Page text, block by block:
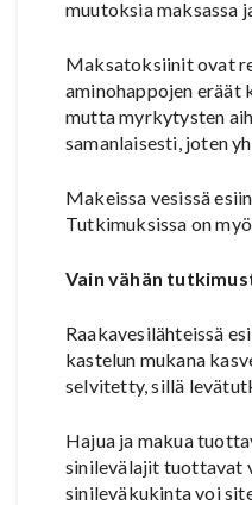
muutoksia maksassa
Maksatoksiinit ovat
aminohappojen eräät
mutta myrkytysten
samanlaisesti, joten
Makeissa vesissä
Tutkimuksissa on
Vain vähän
Raakavesilähteissä
kastelun mukana
selvitetty, sillä
Hajua ja makua
sinilevälajit tuottavat
sinileväkukinta voi